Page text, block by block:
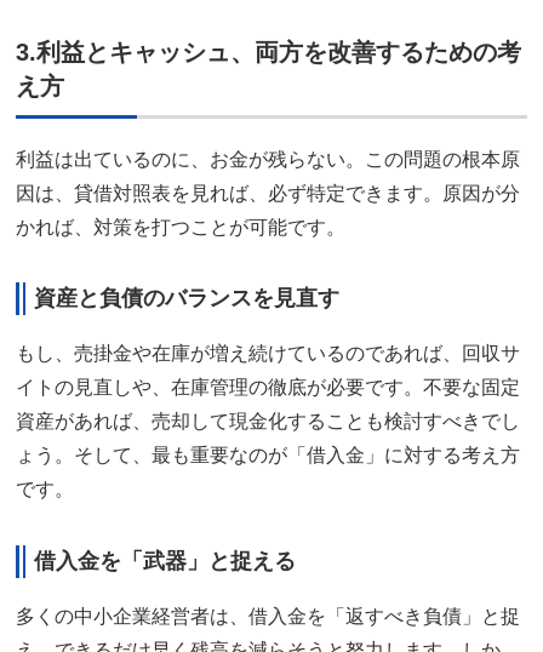
3.利益とキャッシュ、両方を改善するための考
え方
利益は出ているのに、お金が残らない。この問題の根本原
因は、貸借対照表を見れば、必ず特定できます。原因が分
かれば、対策を打つことが可能です。
資産と負債のバランスを見直す
もし、売掛金や在庫が増え続けているのであれば、回収サ
イトの見直しや、在庫管理の徹底が必要です。不要な固定
資産があれば、売却して現金化することも検討すべきでし
ょう。そして、最も重要なのが「借入金」に対する考え方
です。
借入金を「武器」と捉える
多くの中小企業経営者は、借入金を「返すべき負債」と捉